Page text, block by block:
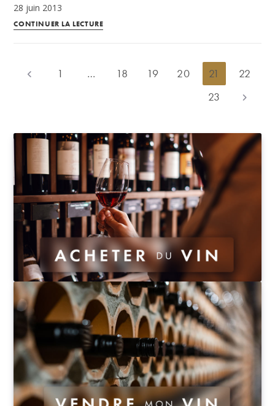
28 juin 2013
CONTINUER LA LECTURELa
vins
Go to the previous page
1 … 18 19 20 21
22
23
Aller à